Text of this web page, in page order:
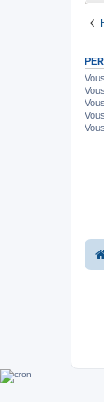
Vous
Vous
Vous
Vous
Vous